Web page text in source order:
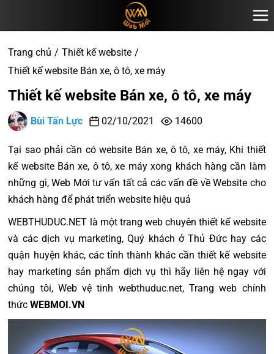
Trang chủ
Thiết kế website
Thiết kế website Bán xe, ô tô, xe máy
Thiết kế website Bán xe, ô tô, xe máy
Bùi Tấn Lực 02/10/2021 14600
Tại sao phải cần có website Bán xe, ô tô, xe máy, Khi thiết
kế website Bán xe, ô tô, xe máy xong khách hàng cần làm
những gì, Web Mới tư vấn tất cả các vấn đề về Website cho
khách hàng để phát triển website hiệu quả
WEBTHUDUC.NET là một trang web chuyên thiết kế website
và các dịch vụ marketing, Quý khách ở Thủ Đức hay các
quận huyện khác, các tỉnh thành khác cần thiết kế website
hay marketing sản phẩm dịch vụ thì hãy liên hệ ngay với
chúng tôi, Web vệ tinh webthuduc.net, Trang web chính
thứcWEBMOI.VN